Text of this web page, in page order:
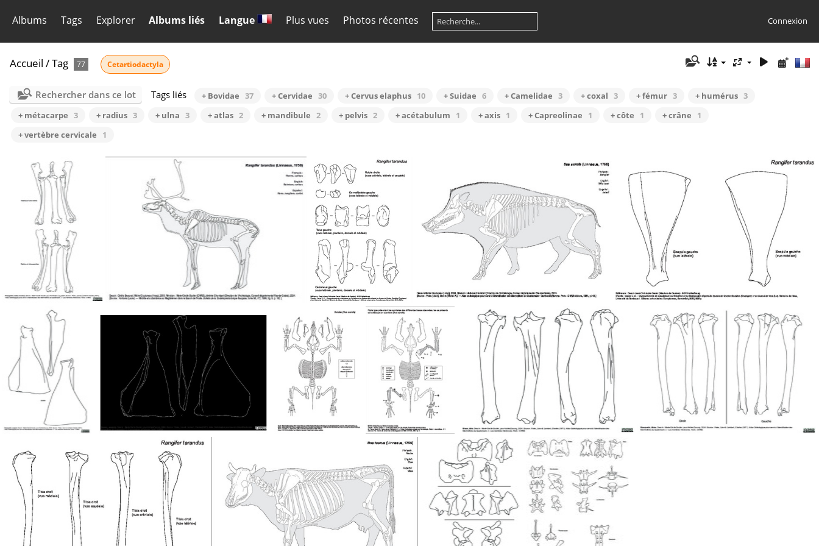
Albums Tags Explorer Albums liés Langue Plus vues Photos récentes Connexion
Accueil /Tag 77 Cetartiodactyla
Rechercher dans ce lot Tags liés + Bovidae 37 + Cervidae 30 + Cervus elaphus 10 + Suidae 6 + Camelidae 3 + coxal 3 + fémur 3 + humérus 3
+ métacarpe 3 + radius 3 + ulna 3 + atlas 2 + mandibule 2 + pelvis 2 + acétabulum 1 + axis 1 + Capreolinae 1 + côte 1 + crâne
1
+ vertèbre cervicale
1
Radius et ulnas Renne Rotule, os malléolaire, talus et calcaneus Sanglier Scapula
Scapula Suidae (Sus scrofa) Sus scrofa (fiche type) Tibia